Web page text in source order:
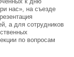
нас», на съезде
а для сотрудников
по вопросам